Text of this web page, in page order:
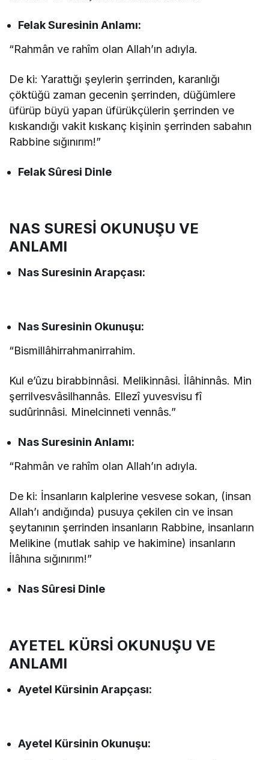
FelakSuresininAnlamı:
“Rahmân ve rahîm olan Allah’ın adıyla.
De ki: Yarattığı şeylerin şerrinden, karanlığı
çöktüğü zaman gecenin şerrinden, düğümlere
üfürüp büyü yapan üfürükçülerin şerrinden ve
kıskandığı vakit kıskanç kişinin şerrinden sabahın
Rabbine sığınırım!”
Felak Sûresi Dinle
NAS SURESİ OKUNUŞU VE
ANLAMI
NasSuresininArapçası:
NasSuresinin Okunuşu:
“Bismillâhirrahmanirrahim.
Kul e’ûzu birabbinnâsi. Melikinnâsi. İlâhinnâs. Min
şerrilvesvâsilhannâs. Ellezî yuvesvisu fî
sudûrinnâsi. Minelcinneti vennâs.”
NasSuresininAnlamı:
“Rahmân ve rahîm olan Allah’ın adıyla.
De ki: İnsanların kalplerine vesvese sokan, (insan
Allah’ı andığında) pusuya çekilen cin ve insan
şeytanının şerrinden insanların Rabbine, insanların
Melikine (mutlak sahip ve hakimine) insanların
İlâhına sığınırım!”
Nas Sûresi Dinle
AYETEL KÜRSİ OKUNUŞU VE
ANLAMI
Ayetel KürsininArapçası:
Ayetel Kürsinin Okunuşu: